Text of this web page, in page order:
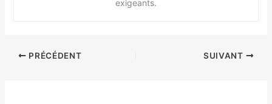
exigeants.
PRÉCÉDENT SUIVANT